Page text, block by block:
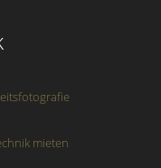
mieten